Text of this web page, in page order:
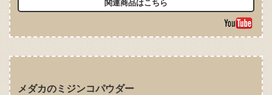
関連商品はこちら
メダカのミジンコパウダー